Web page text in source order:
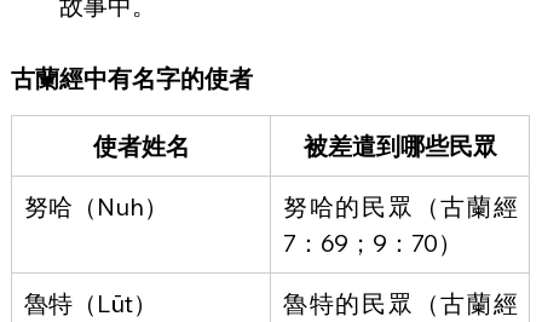
古蘭經中有名字的使者
使者姓名
被差遣到哪些民眾
努哈（Nuh）
努哈的民眾（古蘭經
7：69；9：70）
魯特（Lūt）
魯特的民眾（古蘭經